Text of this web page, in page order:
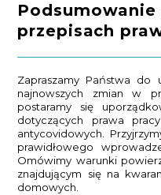
przepisach
Zapraszamy Państwa do
najnowszych zmian w
postaramy się
dotyczących prawa
antycovidowych.
prawidłowego
Omówimy warunki
znajdującym się na
domowych.